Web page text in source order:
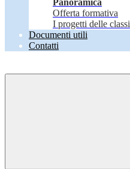
Panoramica
Offerta formativa
I progetti delle classi
Documenti utili
Contatti